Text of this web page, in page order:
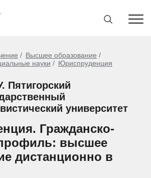
Высшее образование
науки
Юриспруденция
Пятигорский
университет
Гражданско-
высшее
дистанционно в